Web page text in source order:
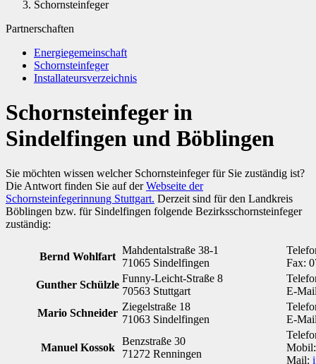
Schornsteinfeger
Partnerschaften
Energiegemeinschaft
Schornsteinfeger
Installateursverzeichnis
Schornsteinfeger in
Sindelfingen und Böblingen
Sie möchten wissen welcher Schornsteinfeger für Sie zuständig ist?
Die Antwort finden Sie auf derWebseite der
Schornsteinfegerinnung Stuttgart. Derzeit sind für den Landkreis
Böblingen bzw. für Sindelfingen folgende Bezirksschornsteinfeger
zuständig:
Bernd Wohlfart
Mahdentalstraße 38-1
71065 Sindelfingen
Fax:
Gunther Schülzle
Funny-Leicht-Straße 8
70563 Stuttgart
E-
Mario Schneider
Ziegelstraße 18
71063 Sindelfingen
E-
Manuel Kossok
Benzstraße 30
71272 Renningen
Mail: